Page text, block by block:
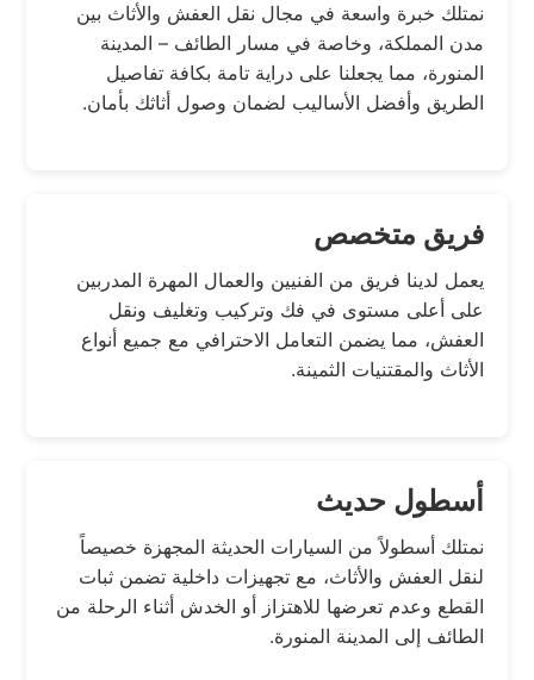
نمتلك خبرة واسعة في مجال نقل العفش والأثاث بين
مدن المملكة، وخاصة في مسار الطائف – المدينة
المنورة، مما يجعلنا على دراية تامة بكافة تفاصيل
الطريق وأفضل الأساليب لضمان وصول أثاثك بأمان.
فريق متخصص
يعمل لدينا فريق من الفنيين والعمال المهرة المدربين
على أعلى مستوى في فك وتركيب وتغليف ونقل
العفش، مما يضمن التعامل الاحترافي مع جميع أنواع
الأثاث والمقتنيات الثمينة.
أسطول حديث
نمتلك أسطولاً من السيارات الحديثة المجهزة خصيصاً
لنقل العفش والأثاث، مع تجهيزات داخلية تضمن ثبات
القطع وعدم تعرضها للاهتزاز أو الخدش أثناء الرحلة من
الطائف إلى المدينة المنورة.